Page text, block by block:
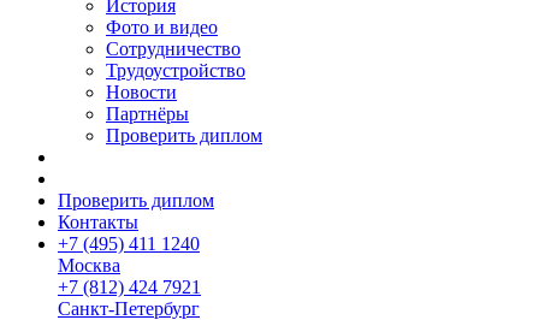
История
Фото и видео
Сотрудничество
Трудоустройство
Новости
Партнёры
Проверить диплом
Проверить диплом
Контакты
+7 (495) 411 1240
Москва
+7 (812) 424 7921
Санкт-Петербург